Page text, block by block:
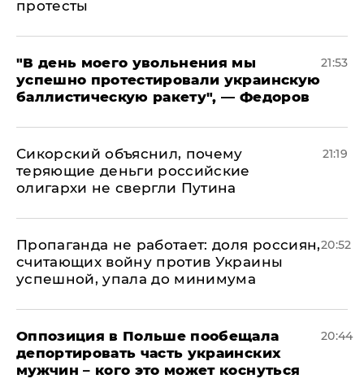
протесты
​"В день моего увольнения мы
успешно протестировали украинскую
баллистическую ракету", — Федоров
21:53
Сикорский объяснил, почему
теряющие деньги российские
олигархи не свергли Путина
21:19
​Пропаганда не работает: доля россиян,
считающих войну против Украины
успешной, упала до минимума
20:52
Оппозиция в Польше пообещала
депортировать часть украинских
мужчин – кого это может коснуться
20:44